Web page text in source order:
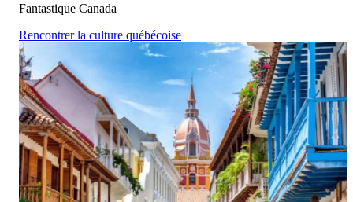
Fantastique Canada
Rencontrer la culture québécoise